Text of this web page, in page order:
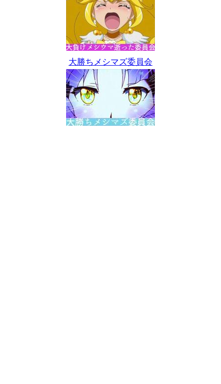
大勝ちメシマズ委員会